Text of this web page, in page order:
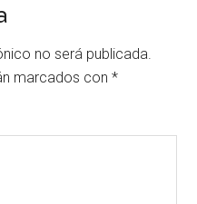
no será publicada.
marcados con*